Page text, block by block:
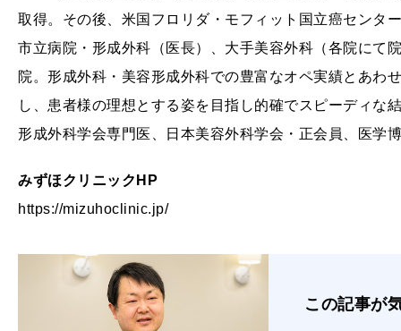
取得。その後、米国フロリダ・モフィット国立癌センタ
市立病院・形成外科（医長）、大手美容外科（各院にて
院。形成外科・美容形成外科での豊富なオペ実績とあわ
し、患者様の理想とする姿を目指し的確でスピーディな
形成外科学会専門医、日本美容外科学会・正会員、医学
みずほクリニック HP
https://mizuhoclinic.jp/
この記事が